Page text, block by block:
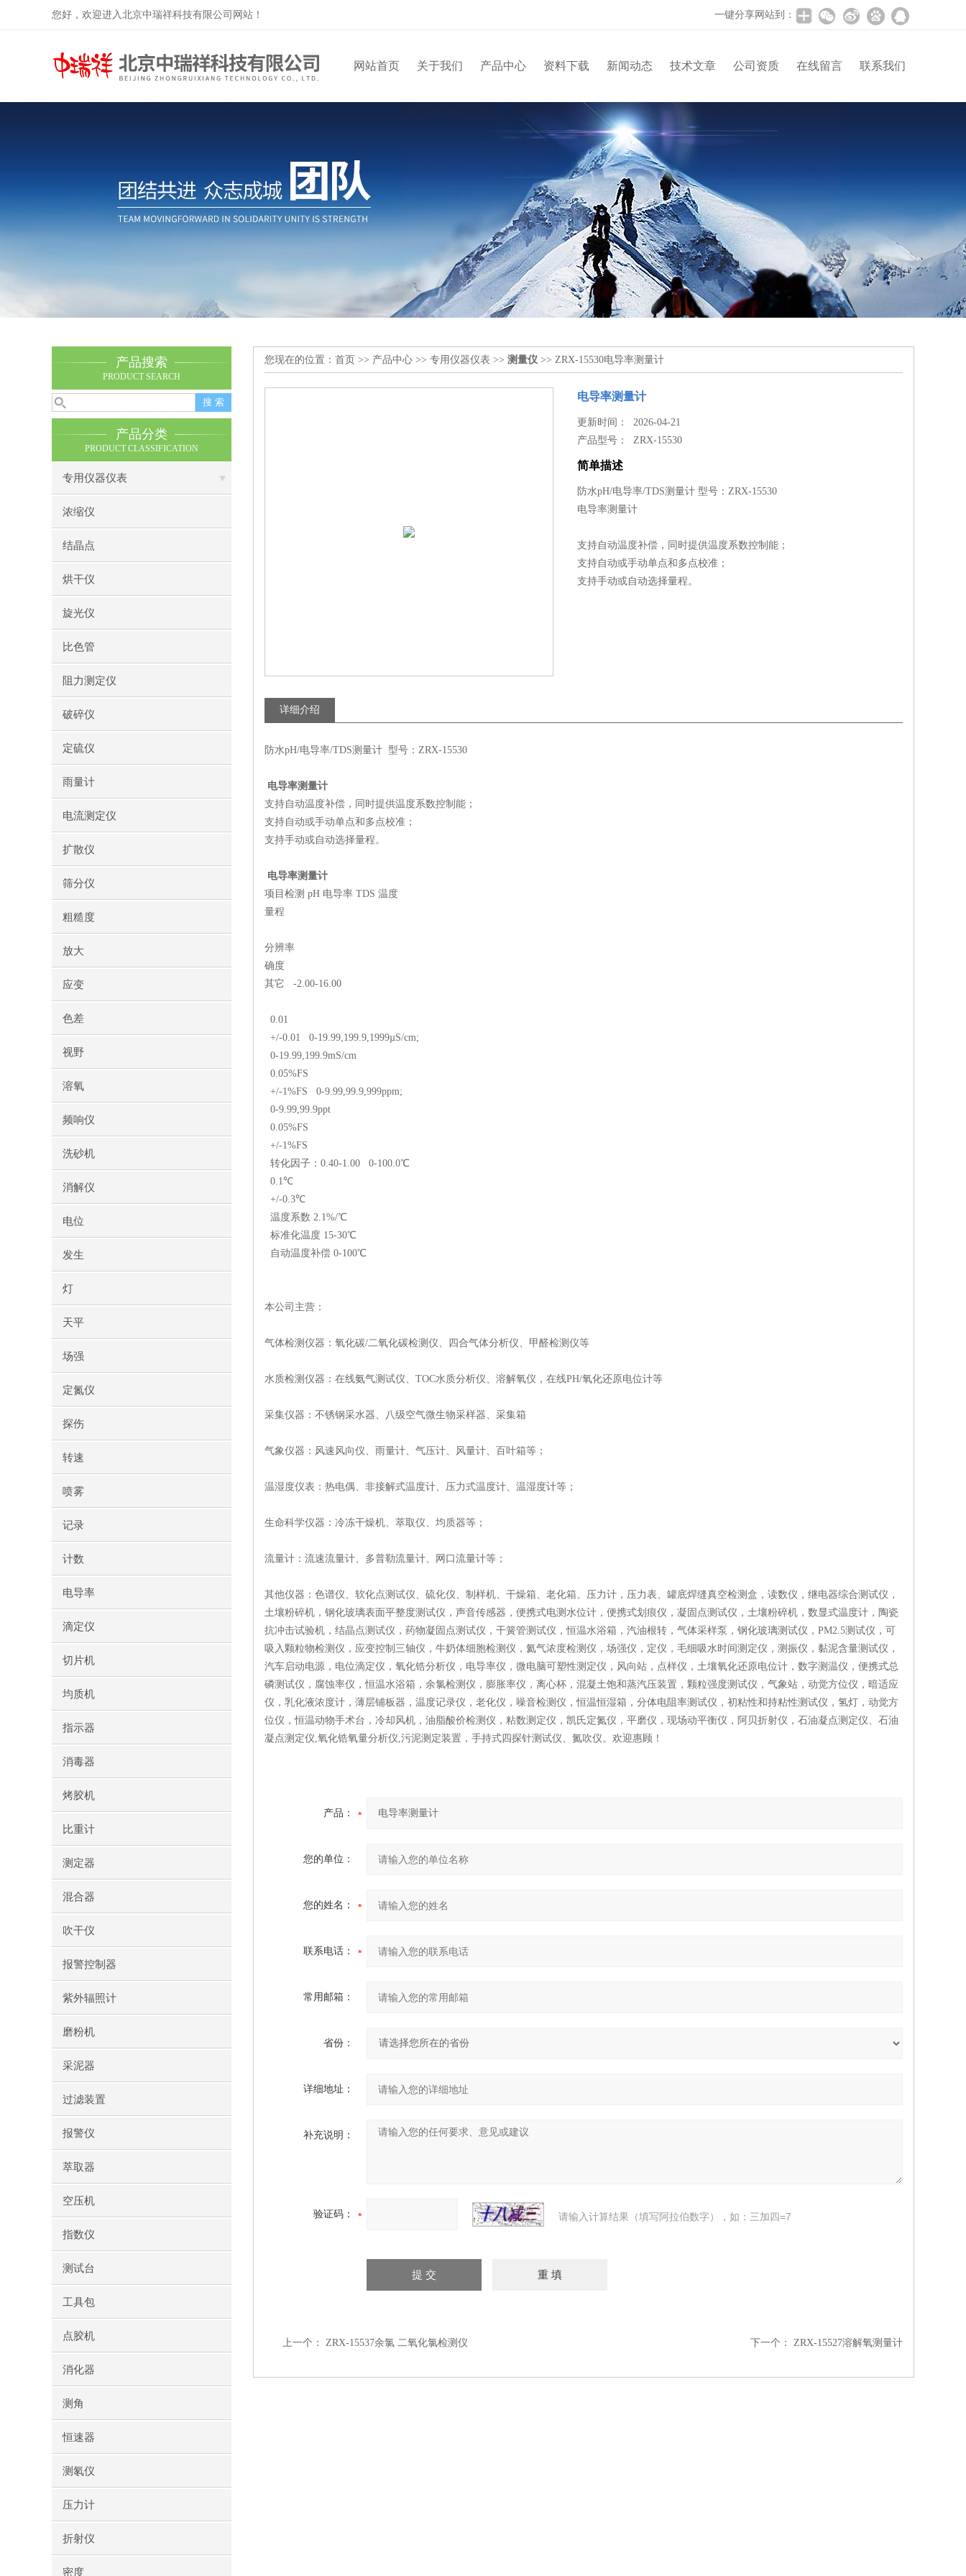
您好，欢迎进入北京中瑞祥科技有限公司网站！ 一键分享网站到：
网站首页 关于我们 产品中心 资料下载 新闻动态 技术文章 公司资质 在线留言 联系我们
产品搜索
PRODUCT SEARCH
产品分类
PRODUCT CLASSIFICATION
专用仪器仪表
浓缩仪
结晶点
烘干仪
旋光仪
比色管
阻力测定仪
破碎仪
定硫仪
雨量计
电流测定仪
扩散仪
筛分仪
粗糙度
放大
应变
色差
视野
溶氧
频响仪
洗砂机
消解仪
电位
发生
灯
天平
场强
定氮仪
探伤
转速
喷雾
记录
计数
电导率
滴定仪
切片机
均质机
指示器
消毒器
烤胶机
比重计
测定器
混合器
吹干仪
报警控制器
紫外辐照计
磨粉机
采泥器
过滤装置
报警仪
萃取器
空压机
指数仪
测试台
工具包
点胶机
消化器
测角
恒速器
测氡仪
压力计
折射仪
密度
您现在的位置： 首页 >> 产品中心 >> 专用仪器仪表 >> 测量仪 >> ZRX-15530电导率测量计
电导率测量计
更新时间： 2026-04-21
产品型号：ZRX-15530
简单描述
防水pH/电导率/TDS测量计 型号：ZRX-15530
电导率测量计
支持自动温度补偿，同时提供温度系数控制能；
支持自动或手动单点和多点校准；
支持手动或自动选择量程。
详细介绍
防水pH/电导率/TDS测量计 型号：ZRX-15530
电导率测量计
支持自动温度补偿，同时提供温度系数控制能；
支持自动或手动单点和多点校准；
支持手动或自动选择量程。
电导率测量计
项目检测 pH 电导率 TDS 温度
量程
分辨率
确度
其它
-2.00-16.00
0.01
+/-0.01
0-19.99,199.9,1999µS/cm;
0-19.99,199.9mS/cm
0.05%FS
+/-1%FS
0-9.99,99.9,999ppm;
0-9.99,99.9ppt
0.05%FS
+/-1%FS
转化因子：0.40-1.00
0-100.0℃
0.1℃
+/-0.3℃
温度系数 2.1%/℃
标准化温度 15-30℃
自动温度补偿 0-100℃
本公司主营：
气体检测仪器：氧化碳/二氧化碳检测仪、四合气体分析仪、甲醛检测仪等
水质检测仪器：在线氨气测试仪、TOC水质分析仪、溶解氧仪，在线PH/氧化还原电位计等
采集仪器：不锈钢采水器、八级空气微生物采样器、采集箱
气象仪器：风速风向仪、雨量计、气压计、风量计、百叶箱等；
温湿度仪表：热电偶、非接解式温度计、压力式温度计、温湿度计等；
生命科学仪器：冷冻干燥机、萃取仪、均质器等；
流量计：流速流量计、多普勒流量计、网口流量计等；
其他仪器：色谱仪、软化点测试仪、硫化仪、制样机、干燥箱、老化箱、压力计，压力表、罐底焊缝真空检测盒，读数仪，继电器综合测试仪，
土壤粉碎机，钢化玻璃表面平整度测试仪，声音传感器，便携式电测水位计，便携式划痕仪，凝固点测试仪，土壤粉碎机，数显式温度计，陶瓷
抗冲击试验机，结晶点测试仪，药物凝固点测试仪，干簧管测试仪，恒温水浴箱，汽油根转，气体采样泵，钢化玻璃测试仪，PM2.5测试仪，可
吸入颗粒物检测仪，应变控制三轴仪，牛奶体细胞检测仪，氦气浓度检测仪，场强仪，定仪，毛细吸水时间测定仪，测振仪，黏泥含量测试仪，
汽车启动电源，电位滴定仪，氧化锆分析仪，电导率仪，微电脑可塑性测定仪，风向站，点样仪，土壤氧化还原电位计，数字测温仪，便携式总
磷测试仪，腐蚀率仪，恒温水浴箱，余氯检测仪，膨胀率仪，离心杯，混凝土饱和蒸汽压装置，颗粒强度测试仪，气象站，动觉方位仪，暗适应
仪，乳化液浓度计，薄层铺板器，温度记录仪，老化仪，噪音检测仪，恒温恒湿箱，分体电阻率测试仪，初粘性和持粘性测试仪，氢灯，动觉方
位仪，恒温动物手术台，冷却风机，油脂酸价检测仪，粘数测定仪，凯氏定氮仪，平磨仪，现场动平衡仪，阿贝折射仪，石油凝点测定仪、石油
凝点测定仪,氧化锆氧量分析仪,污泥测定装置，手持式四探针测试仪、氮吹仪。欢迎惠顾！
产品：
您的单位：
您的姓名：
联系电话：
常用邮箱：
省份：
详细地址：
补充说明：
验证码： 请输入计算结果（填写阿拉伯数字），如：三加四=7
上一个： ZRX-15537余氯 二氧化氯检测仪 下一个： ZRX-15527溶解氧测量计